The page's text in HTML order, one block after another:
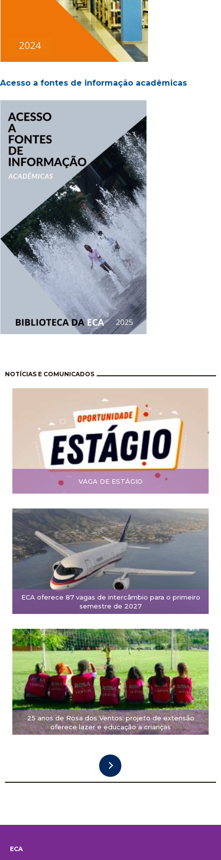
Acesso a fontes de informação acadêmicas
NOTÍCIAS E COMUNICADOS
VAGA DE ESTÁGIO
ECA oferece 87 vagas de intercâmbio para o primeiro
semestre de 2027
25 anos de Rosa dos Ventos: projeto de extensão
oferece lazer e educação a crianças
Pagination
ECA